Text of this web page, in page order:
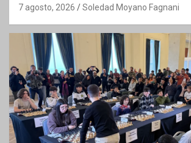
7 agosto, 2026 Soledad Moyano Fagnani